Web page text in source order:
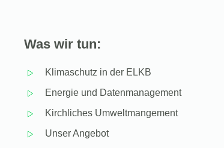
Was wir tun:
Klimaschutz in der ELKB
Energie und Datenmanagement
Kirchliches Umweltmangement
Unser Angebot